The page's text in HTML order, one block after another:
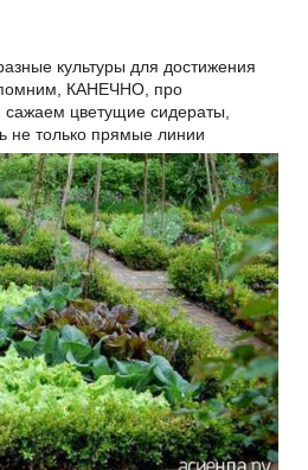
культуры для достижения
КАНЕЧНО, про
цветущие сидераты,
не только прямые линии